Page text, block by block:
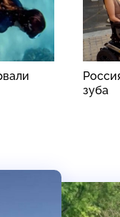
зуба